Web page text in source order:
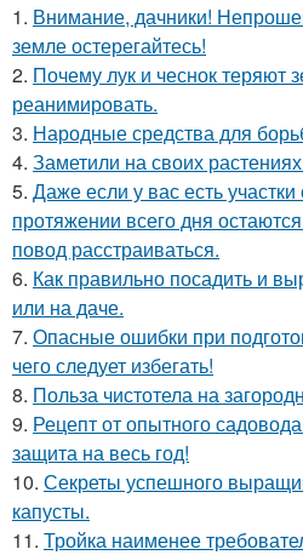
1. Внимание, дачники!
земле остерегайтесь!
2. Почему лук и чеснок теряют
реанимировать.
3. Народные средства для
4. Заметили на своих
5. Даже если у вас есть
протяжении всего дня
повод расстраиваться.
6. Как правильно посадить и
или на даче.
7. Опасные ошибки при
чего следует избегать!
8. Польза чистотела на
9. Рецепт от опытного
защита на весь год!
10. Секреты успешного
капусты.
11. Тройка наименее